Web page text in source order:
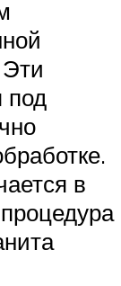
под
в